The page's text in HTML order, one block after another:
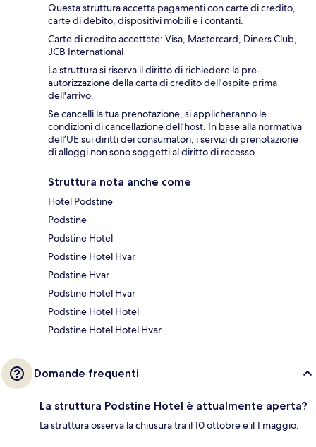
Questa struttura accetta pagamenti con carte di credito,
carte di debito, dispositivi mobili e i contanti.
Carte di credito accettate: Visa, Mastercard, Diners Club,
JCB International
La struttura si riserva il diritto di richiedere la pre-
autorizzazione della carta di credito dell'ospite prima
dell'arrivo.
Se cancelli la tua prenotazione, si applicheranno le
condizioni di cancellazione dell’host. In base alla normativa
dell’UE sui diritti dei consumatori, i servizi di prenotazione
di alloggi non sono soggetti al diritto di recesso.
Struttura nota anche come
Hotel Podstine
Podstine
Podstine Hotel
Podstine Hotel Hvar
Podstine Hvar
Podstine Hotel Hvar
Podstine Hotel Hotel
Podstine Hotel Hotel Hvar
Domande frequenti
La struttura Podstine Hotel è attualmente aperta?
La struttura osserva la chiusura tra il 10 ottobre e il 1 maggio.